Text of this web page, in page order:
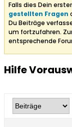
Falls dies Dein
gestellten Fragen
Du Beiträge
um fortzufahren.
entsprechende
Hilfe